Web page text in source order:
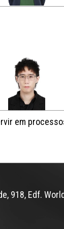
em
918, Edf.